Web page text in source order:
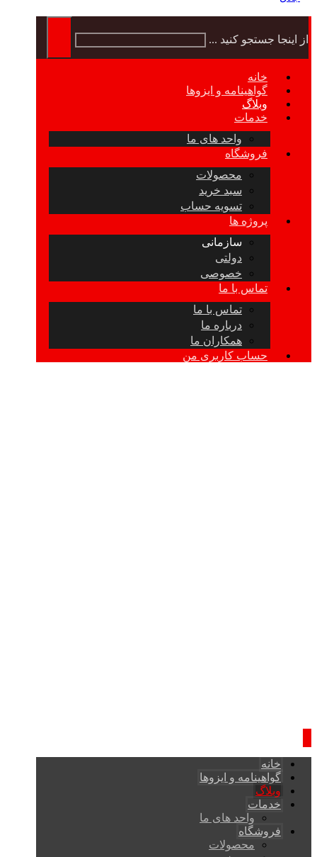
از اینجا جستجو کنید ...
خانه
گواهینامه و ایزوها
وبلاگ
خدمات
واحد های ما
فروشگاه
محصولات
سبد خرید
تسویه حساب
پروژه ها
سازمانی
دولتی
خصوصی
تماس با ما
تماس با ما
درباره ما
همکاران ما
حساب کاربری من
خانه
گواهینامه و ایزوها
وبلاگ
خدمات
واحد های ما
فروشگاه
محصولات